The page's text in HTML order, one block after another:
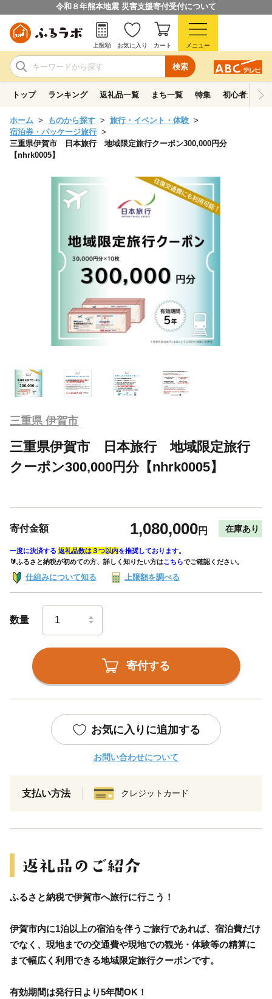
令和８年熊本地震 災害支援寄付受付について
検索
上限額 お気に入り カート メニュー
トップ ランキング 返礼品一覧 まち一覧 特集 初心者ガイド
ホーム ものから探す
旅行・イベント・体験
宿泊券・パッケージ旅行
三重県伊賀市 日本旅行 地域限定旅行クーポン300,000円分
【nhrk0005】
三重県 伊賀市
三重県伊賀市 日本旅行 地域限定旅行
クーポン300,000円分【nhrk0005】
寄付金額 1,080,000円 在庫あり
一度に決済する 返礼品数は３つ以内を推奨しております。
🔰ふるさと納税が初めての方、詳しく知りたい方はこちらでご確認ください。
仕組みについて知る 上限額を調べる
数量
寄付する
お気に入りに追加する
お問い合わせについて
支払い方法 クレジットカード
ふるさと納税で伊賀市へ旅行に行こう！
伊賀市内に1泊以上の宿泊を伴うご旅行であれば、宿泊費だけ
でなく、現地までの交通費や現地での観光・体験等の精算に
まで幅広く利用できる地域限定旅行クーポンです。
有効期間は発行日より5年間OK！